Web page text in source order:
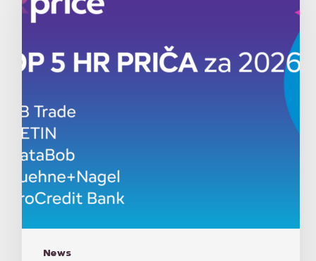
News
sveta:
Ovo
TOP
priča
koje
će
biti
predstavljene
2026.